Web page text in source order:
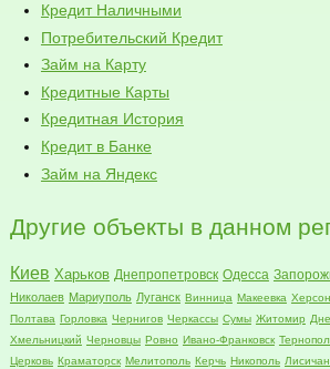
Кредит Наличными
Потребительский Кредит
Займ на Карту
Кредитные Карты
Кредитная История
Кредит в Банке
Займ на Яндекс
Другие объекты в данном
Киев Харьков Днепропетровск Одесса
Николаев Мариуполь Луганск Винница Макеевка Херсон
Полтава Горловка Чернигов Черкассы Сумы Житомир
Хмельницкий Черновцы Ровно Ивано-Франковск
Церковь Краматорск Мелитополь Керчь Никополь